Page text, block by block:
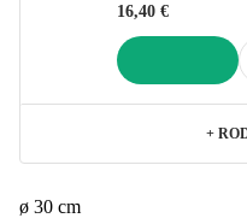
16,40 €
+
ø 30 cm